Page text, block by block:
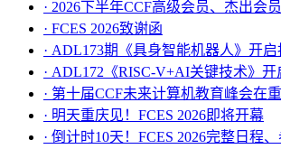
· 2026下半年CCF高级会员、杰出会
· FCES 2026致谢函
· ADL173期《具身智能机器人》开启
· ADL172《RISC-V+AI关键技术》开
· 第十届CCF未来计算机教育峰会在
· ​明天重庆见！FCES 2026即将开幕
· 倒计时10天！FCES 2026完整日程